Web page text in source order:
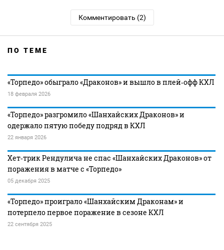
Комментировать (2)
ПО ТЕМЕ
«Торпедо» обыграло «Драконов» и вышло в плей‑офф КХЛ
18 февраля 2026
«Торпедо» разгромило «Шанхайских Драконов» и
одержало пятую победу подряд в КХЛ
22 января 2026
Хет‑трик Рендулича не спас «Шанхайских Драконов» от
поражения в матче с «Торпедо»
05 декабря 2025
«Торпедо» проиграло «Шанхайским Драконам» и
потерпело первое поражение в сезоне КХЛ
22 сентября 2025